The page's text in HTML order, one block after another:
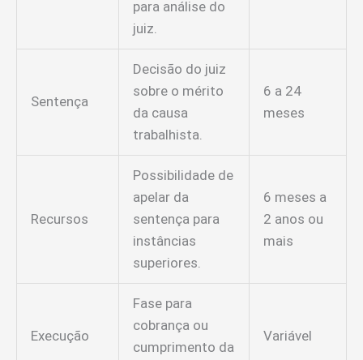
para análise do
juiz.
Sentença
Decisão do juiz
sobre o mérito
da causa
trabalhista.
6 a 24
meses
Recursos
Possibilidade de
apelar da
sentença para
instâncias
superiores.
6 meses a
2 anos ou
mais
Execução
Fase para
cobrança ou
cumprimento da
Variável